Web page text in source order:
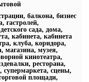
балкона, бизнес
гастролей,
сада, дома,
кабинета, кабинета
клуба, коридора,
магазина, музея,
кинотеатра,
ресторана,
супермаркета, сцены,
площади,